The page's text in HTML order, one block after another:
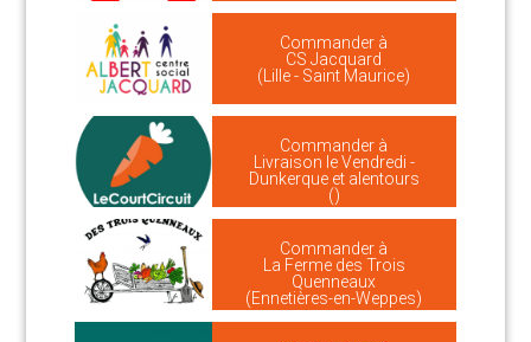
Commander à
CS Jacquard
(Lille - Saint Maurice)
Commander à
Livraison le Vendredi -
Dunkerque et alentours
()
Commander à
La Ferme des Trois
Quenneaux
(Ennetières-en-Weppes)